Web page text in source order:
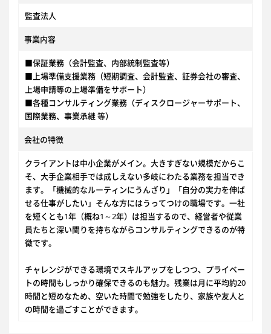
監査法人
事業内容
■保証業務（会計監査、内部統制監査等）
■上場準備支援業務（短期調査、会計監査、証券会社の審査、
上場申請等の上場準備をサポート）
■各種コンサルティング業務（ディスクロージャーサポート、
国際業務、事業承継 等）
会社の特徴
クライアントは中小企業がメイン。大きすぎない規模だからこ
そ、大手企業相手では成しえない多岐にわたる業務を担当でき
ます。「機械的なルーティンにうんざり」「自分の実力を伸ば
せる仕事がしたい」そんな方にはうってつけの職場です。一社
を短くとも1年（概ね1～2年）は担当するので、経営者や従業
員たちと深い関りを持ちながらコンサルティングできるのが特
徴です。
チャレンジができる環境でスキルアップをしつつ、プライベー
トの時間もしっかり確保できるのも魅力。残業は月に平均約20
時間と短めなため、空いた時間で勉強をしたり、家族や友人と
の時間を過ごすことができます。